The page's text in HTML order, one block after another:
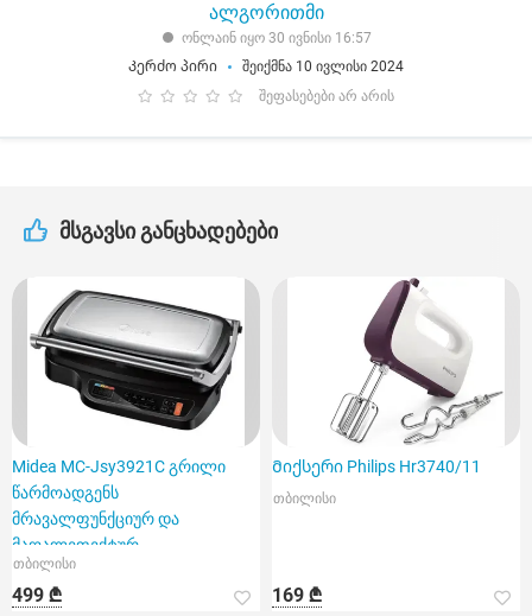
ალგორითმი
ონლაინ იყო 30 ივნისი 16:57
Კერძო პირი
შეიქმნა 10 ივლისი 2024
შეფასებები არ არის
მსგავსი განცხადებები
Midea MC-Jsy3921C გრილი
წარმოადგენს
მრავალფუნქციურ და
მაღალეფექტურ
მოწყობილობას
თბილისი
499 ₾
Მიქსერი Philips Hr3740/11
თბილისი
169 ₾